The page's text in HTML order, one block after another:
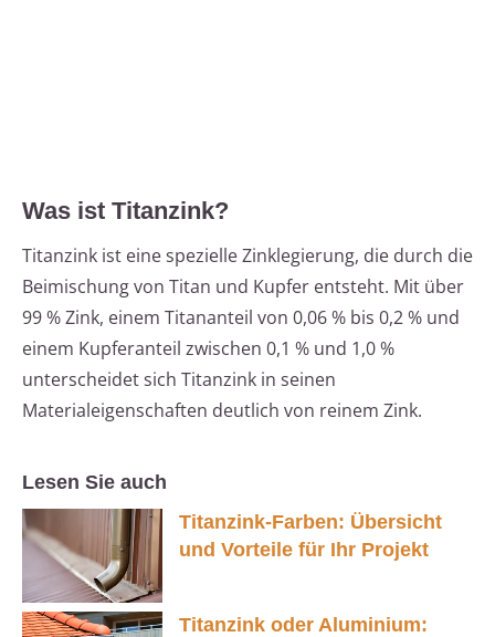
Was ist Titanzink?
Titanzink ist eine spezielle Zinklegierung, die durch die
Beimischung von Titan und Kupfer entsteht. Mit über
99 % Zink, einem Titananteil von 0,06 % bis 0,2 % und
einem Kupferanteil zwischen 0,1 % und 1,0 %
unterscheidet sich Titanzink in seinen
Materialeigenschaften deutlich von reinem Zink.
Lesen Sie auch
Titanzink-Farben: Übersicht
und Vorteile für Ihr Projekt
Titanzink oder Aluminium: